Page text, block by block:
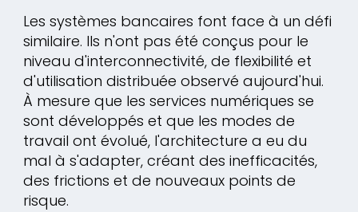
Les systèmes bancaires font face à un défi
similaire. Ils n'ont pas été conçus pour le
niveau d'interconnectivité, de flexibilité et
d'utilisation distribuée observé aujourd'hui.
À mesure que les services numériques se
sont développés et que les modes de
travail ont évolué, l'architecture a eu du
mal à s'adapter, créant des inefficacités,
des frictions et de nouveaux points de
risque.